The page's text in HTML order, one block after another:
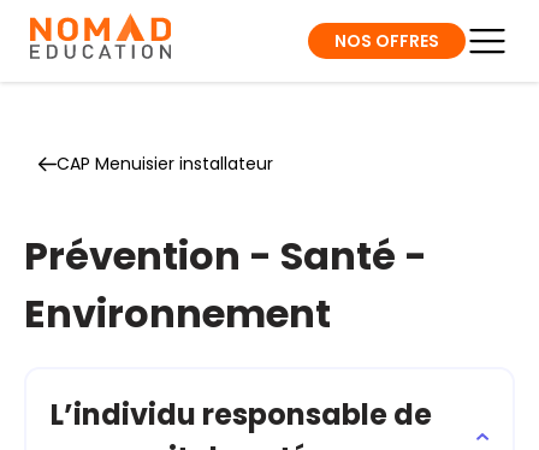
NOS OFFRES
CAP Menuisier installateur
Prévention - Santé -
Environnement
L’individu responsable de